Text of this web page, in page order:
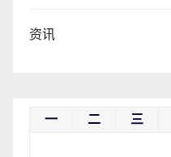
资讯
一 二 三